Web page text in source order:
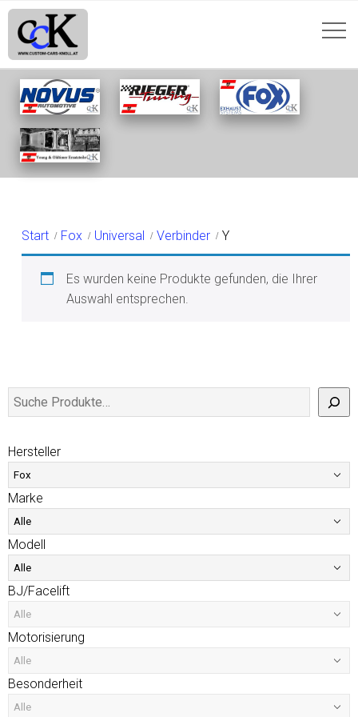
Y
Start Fox Universal Verbinder Y
Es wurden keine Produkte gefunden, die Ihrer
Auswahl entsprechen.
Hersteller
Marke
Modell
BJ/Facelift
Motorisierung
Besonderheit